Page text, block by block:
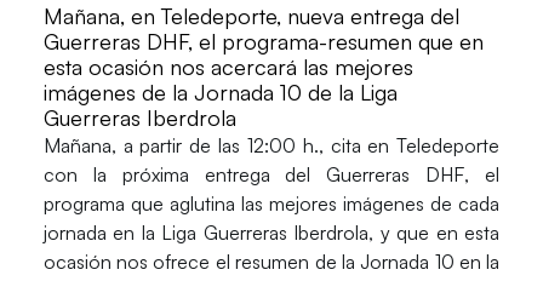
Mañana, en Teledeporte, nueva entrega del
Guerreras DHF, el programa-resumen que en
esta ocasión nos acercará las mejores
imágenes de la Jornada 10 de la Liga
Guerreras Iberdrola
Mañana, a partir de las 12:00 h., cita enTeledeporte
con la próxima entrega delGuerreras DHF, el
programa que aglutina las mejores imágenes de cada
jornada en la Liga Guerreras Iberdrola, y que en esta
ocasión nos ofrece el resumen de laJornada 10 en la